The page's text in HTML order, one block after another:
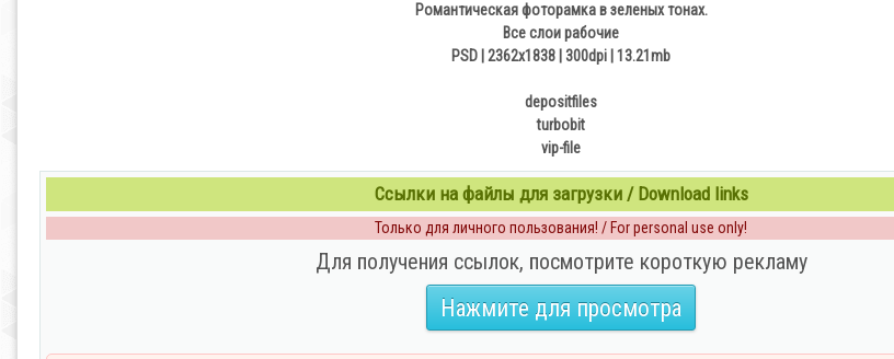
Романтическая фоторамка в зеленых тонах.
Все слои рабочие
PSD | 2362х1838 | 300dpi | 13.21mb
depositfiles
turbobit
vip-file
Ссылки на файлы для загрузки / Download links
Только для личного пользования! / For personal use only!
Для получения ссылок, посмотрите короткую рекламу
Нажмите для просмотра